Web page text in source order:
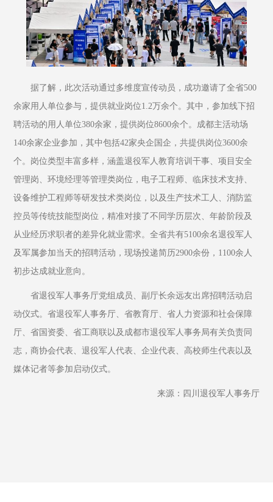
据了解，此次活动通过多维度宣传动员，成功邀请了全省500
余家用人单位参与，提供就业岗位1.2万余个。其中，参加线下招
聘活动的用人单位380余家，提供岗位8600余个。成都主活动场
140余家企业参加，其中包括42家央企国企，共提供岗位3600余
个。岗位类型丰富多样，涵盖退役军人教育培训干事、项目安全
管理岗、环境经理等管理类岗位，电子工程师、临床技术支持、
设备维护工程师等研发技术类岗位，以及生产技术工人、消防监
控员等传统技能型岗位，精准对接了不同学历层次、年龄阶段及
从业经历求职者的差异化就业需求。全省共有5100余名退役军人
及军属参加当天的招聘活动，现场投递简历2900余份，1100余人
初步达成就业意向。
省退役军人事务厅党组成员、副厅长余远友出席招聘活动启
动仪式。省退役军人事务厅、省教育厅、省人力资源和社会保障
厅、省国资委、省工商联以及成都市退役军人事务局有关负责同
志，商协会代表、退役军人代表、企业代表、高校师生代表以及
媒体记者等参加启动仪式。
来源：四川退役军人事务厅